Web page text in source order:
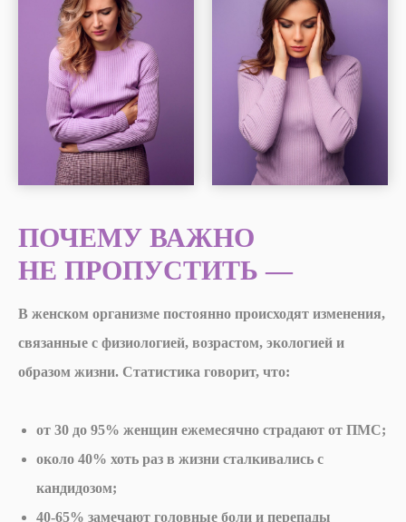
ПОЧЕМУ ВАЖНО
НЕ ПРОПУСТИТЬ —
В женском организме постоянно происходят изменения,
связанные с физиологией, возрастом, экологией и
образом жизни. Статистика говорит, что:
от 30 до 95% женщин ежемесячно страдают от ПМС;
около 40% хоть раз в жизни сталкивались с
кандидозом;
40-65% замечают головные боли и перепады